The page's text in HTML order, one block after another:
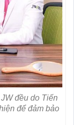
đều do Tiến
để đảm bảo